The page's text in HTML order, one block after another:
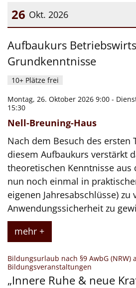
26 Okt. 2026
Aufbaukurs
Grundkenntnisse
10+ Plätze frei
Montag, 26. Oktober 2026 9:00 -
15:30
Nell-Breuning-Haus
Nach dem Besuch des ersten
diesem Aufbaukurs verstärkt
theoretischen Kenntnisse aus
nun noch einmal in
eigenen Jahresabschlüsse) zu
Anwendungssicherheit zu
mehr +
Bildungsurlaub nach §9 AwbG (NRW)
Bildungsveranstaltungen
„Innere Ruhe & neue